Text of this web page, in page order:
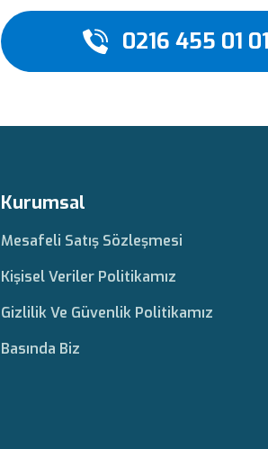
0216 455 01 01
Kurumsal
Mesafeli Satış Sözleşmesi
Kişisel Veriler Politikamız
Gizlilik Ve Güvenlik Politikamız
Basında Biz